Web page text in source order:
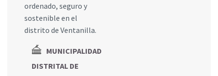
ordenado, seguro y
sostenible en el
distrito de Ventanilla.
MUNICIPALIDAD
DISTRITAL DE